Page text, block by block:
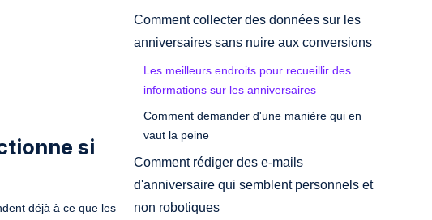
si
déjà à ce que les
Comment collecter des données sur les
anniversaires sans nuire aux conversions
Les meilleurs endroits pour recueillir des
informations sur les anniversaires
Comment demander d'une manière qui en
vaut la peine
Comment rédiger des e-mails
d'anniversaire qui semblent personnels et
non robotiques